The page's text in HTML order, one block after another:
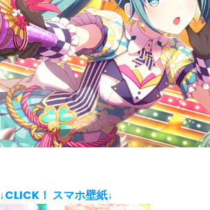
↓CLICK！ スマホ壁紙↓